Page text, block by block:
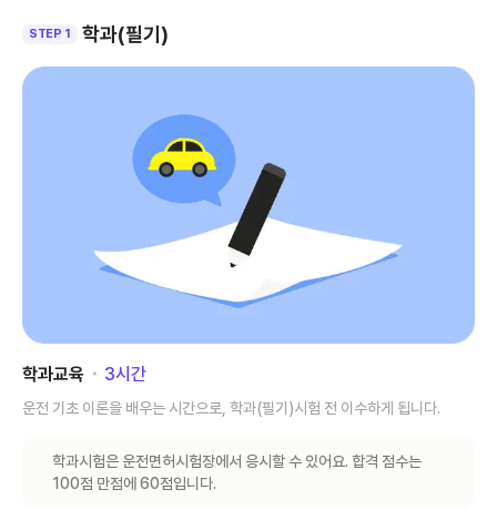
STEP 1 학과(필기)
학과교육 ･ 3시간
운전 기초 이론을 배우는 시간으로, 학과(필기)시험 전 이수하게 됩니다.
학과시험은 운전면허시험장에서 응시할 수 있어요. 합격 점수는
100점 만점에 60점입니다.